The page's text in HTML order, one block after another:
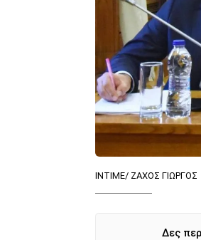
ΙΝΤΙΜΕ/ ΖΑΧΟΣ ΓΙΩΡΓΟΣ
Δες